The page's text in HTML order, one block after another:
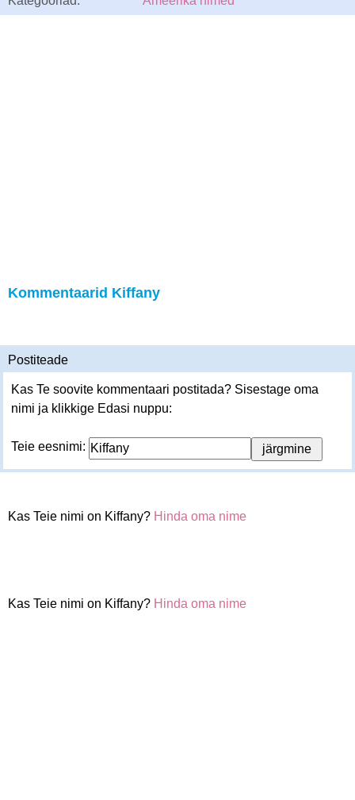
Kommentaarid Kiffany
Postiteade
Kas Te soovite kommentaari postitada? Sisestage oma
nimi ja klikkige Edasi nuppu:
Teie eesnimi:
Kas Teie nimi on Kiffany? Hinda oma nime
Kas Teie nimi on Kiffany? Hinda oma nime